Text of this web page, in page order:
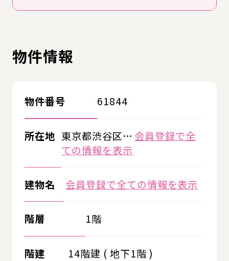
物件情報
物件番号 61844
所在地 東京都渋谷区… 会員登録で全
ての情報を表示
建物名 会員登録で全ての情報を表示
階層 1階
階建 14階建 ( 地下1階 )